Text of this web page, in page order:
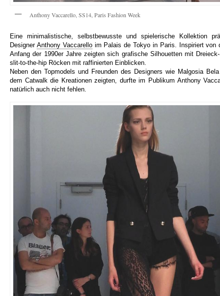
Anthony Vaccarello, SS14, Paris Fashion Week
Eine minimalistische, selbstbewusste und spielerische Kollektion
Designer Anthony Vaccarelloim Palais de Tokyo in Paris. Inspiriert von
Anfang der 1990er Jahre zeigten sich grafische Silhouetten mit
slit-to-the-hip Röcken mit raffinierten Einblicken.
Neben den Topmodels und Freunden des Designers wie Malgosia
dem Catwalk die Kreationen zeigten, durfte im Publikum Anthony
natürlich auch nicht fehlen.